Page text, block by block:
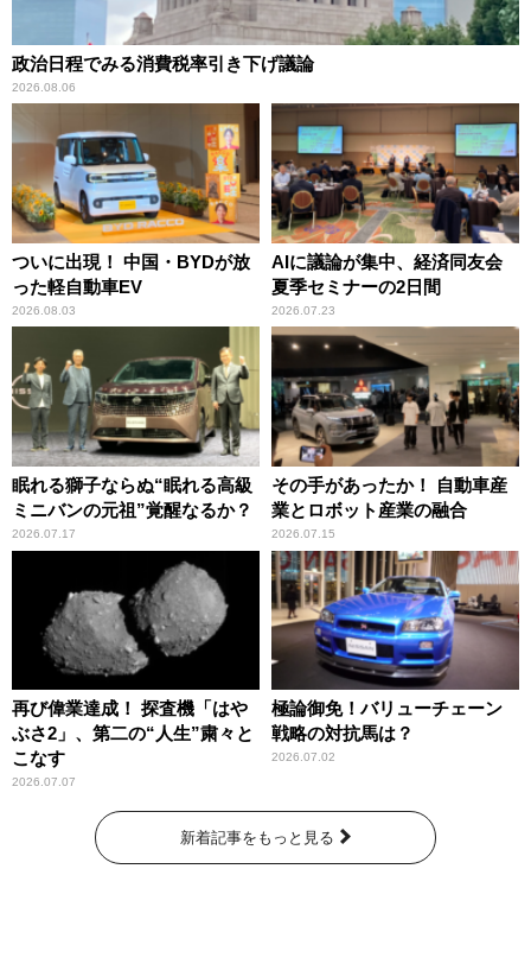
政治日程でみる消費税率引き下げ議論
2026.08.06
ついに出現！ 中国・BYDが放
った軽自動車EV
2026.08.03
AIに議論が集中、経済同友会
夏季セミナーの2日間
2026.07.23
眠れる獅子ならぬ“眠れる高級
ミニバンの元祖”覚醒なるか？
2026.07.17
その手があったか！ 自動車産
業とロボット産業の融合
2026.07.15
再び偉業達成！ 探査機「はや
ぶさ2」、第二の“人生”粛々と
こなす
2026.07.07
極論御免！バリューチェーン
戦略の対抗馬は？
2026.07.02
新着記事をもっと見る